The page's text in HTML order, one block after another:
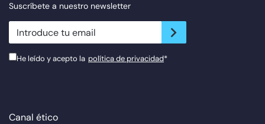
Suscríbete a nuestro newsletter
newsletter.suscribe
He leído y acepto la política de privacidad*
Canal ético